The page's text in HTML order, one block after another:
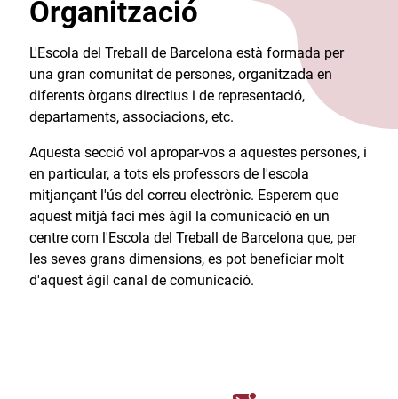
Organització
L'Escola del Treball de Barcelona està formada per
una gran comunitat de persones, organitzada en
diferents òrgans directius i de representació,
departaments, associacions, etc.​
Aquesta secció vol apropar-vos a aquestes persones, i
en particular, a tots els professors de l'escola
mitjançant l'ús del correu electrònic. Esperem que
aquest mitjà faci més àgil la comunicació en un
centre com l'Escola del Treball de Barcelona que, per
les seves grans dimensions, es pot beneficiar molt
d'aquest àgil canal de comunicació.​